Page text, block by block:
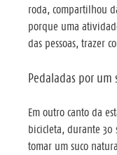
roda, compartilhou
porque uma
das pessoas, trazer
Pedaladas por um
Em outro canto da
bicicleta, durante 30
tomar um suco